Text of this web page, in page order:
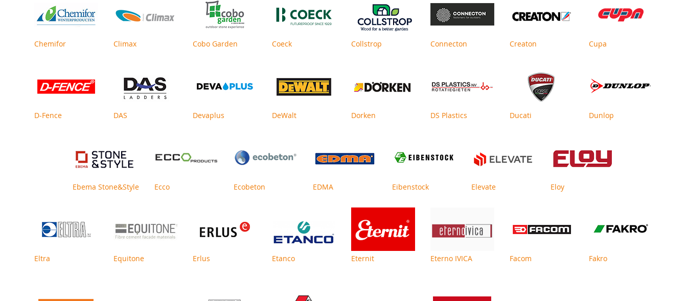
Chemifor Climax Cobo Garden Coeck Collstrop Connecton Creaton Cupa
D-Fence DAS Devaplus DeWalt Dorken DS Plastics Ducati Dunlop
Ebema Stone&Style Ecco Ecobeton EDMA Eibenstock Elevate Eloy
Eltra Equitone Erlus Etanco Eternit Eterno IVICA Facom Fakro